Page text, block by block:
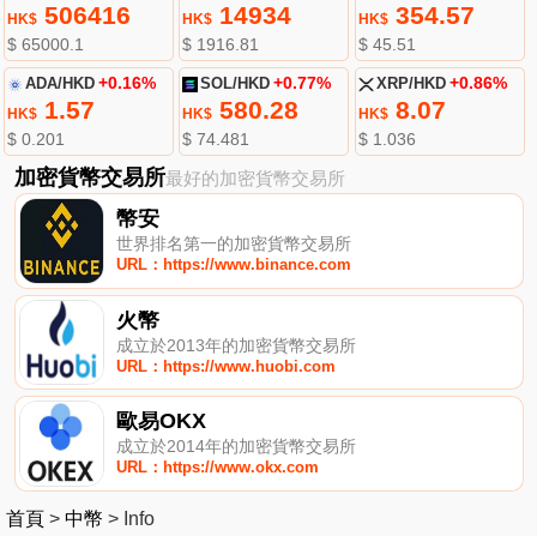
HK$506416
$ 65000.1
HK$ 14934
$ 1916.81
HK$354.57
$ 45.51
ADA/HKD +0.16%
HK$1.57
$ 0.201
SOL/HKD +0.77%
HK$ 580.28
$ 74.481
XRP/HKD +0.86%
HK$8.07
$ 1.036
加密貨幣交易所最好的加密貨幣交易所
幣安
世界排名第一的加密貨幣交易所
URL：https://www.binance.com
火幣
成立於2013年的加密貨幣交易所
URL：https://www.huobi.com
歐易OKX
成立於2014年的加密貨幣交易所
URL：https://www.okx.com
首頁 > 中幣 > Info